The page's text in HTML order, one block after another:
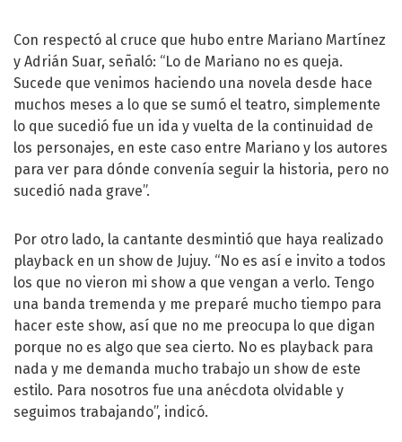
Con respectó al cruce que hubo entre Mariano Martínez
y Adrián Suar, señaló: “Lo de Mariano no es queja.
Sucede que venimos haciendo una novela desde hace
muchos meses a lo que se sumó el teatro, simplemente
lo que sucedió fue un ida y vuelta de la continuidad de
los personajes, en este caso entre Mariano y los autores
para ver para dónde convenía seguir la historia, pero no
sucedió nada grave”.
Por otro lado, la cantante desmintió que haya realizado
playback en un show de Jujuy. “No es así e invito a todos
los que no vieron mi show a que vengan a verlo. Tengo
una banda tremenda y me preparé mucho tiempo para
hacer este show, así que no me preocupa lo que digan
porque no es algo que sea cierto. No es playback para
nada y me demanda mucho trabajo un show de este
estilo. Para nosotros fue una anécdota olvidable y
seguimos trabajando”, indicó.